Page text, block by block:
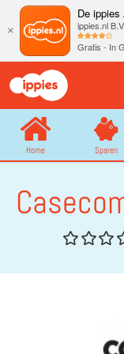
×
De ippies
ippies.nl B.V.
Gratis - In
Home Sparen